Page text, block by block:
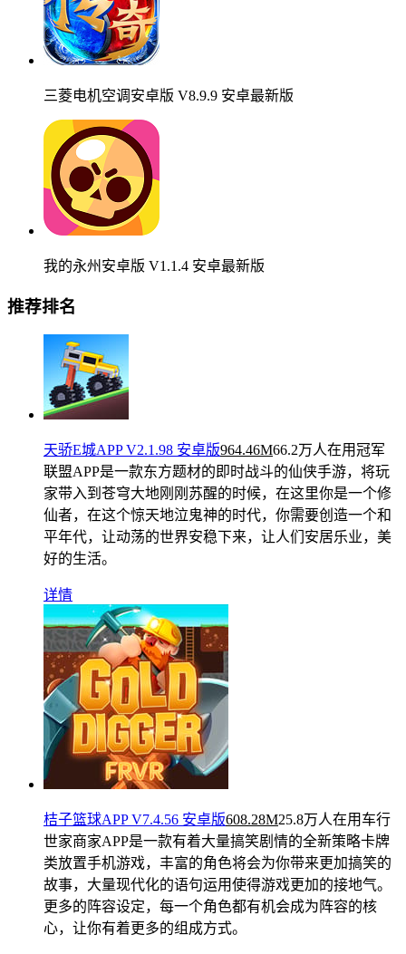
三菱电机空调安卓版 V8.9.9 安卓最新版
我的永州安卓版 V1.1.4 安卓最新版
推荐排名
天骄E城APP V2.1.98 安卓版964.46M66.2万人在用冠军
联盟APP是一款东方题材的即时战斗的仙侠手游，将玩
家带入到苍穹大地刚刚苏醒的时候，在这里你是一个修
仙者，在这个惊天地泣鬼神的时代，你需要创造一个和
平年代，让动荡的世界安稳下来，让人们安居乐业，美
好的生活。
详情
桔子篮球APP V7.4.56 安卓版608.28M25.8万人在用 车行
世家商家APP是一款有着大量搞笑剧情的全新策略卡牌
类放置手机游戏，丰富的角色将会为你带来更加搞笑的
故事，大量现代化的语句运用使得游戏更加的接地气。
更多的阵容设定，每一个角色都有机会成为阵容的核
心，让你有着更多的组成方式。